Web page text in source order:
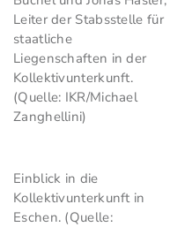
Leiter der Stabsstelle für
staatliche
Liegenschaften in der
Kollektivunterkunft.
(Quelle: IKR/Michael
Zanghellini)
Einblick in die
Kollektivunterkunft in
Eschen. (Quelle: